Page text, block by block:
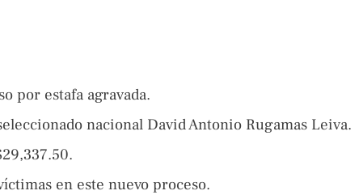
por estafa agravada.
nacional David Antonio Rugamas Leiva.
en este nuevo proceso.